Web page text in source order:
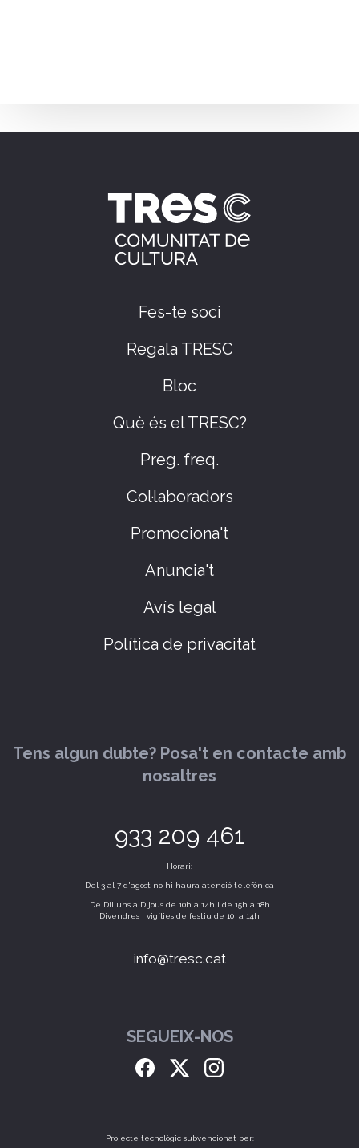
Fes-te soci
Regala TRESC
Bloc
Què és el TRESC?
Preg. freq.
Col·laboradors
Promociona't
Anuncia't
Avís legal
Política de privacitat
Tens algun dubte? Posa't en contacte amb
nosaltres
933 209 461
Horari:
Del 3 al 7 d'agost no hi haura atenció telefònica
De Dilluns a Dijous de 10h a 14h i de 15h a 18h
Divendres i vigílies de festiu de 10 a 14h
info@tresc.cat
SEGUEIX-NOS
Projecte tecnològic subvencionat per: